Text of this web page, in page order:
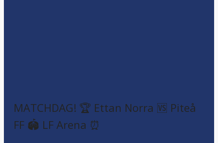
MATCHDAG! 🏆 Ettan Norra 🆚 Piteå
FF 🏟️ LF Arena ⏰